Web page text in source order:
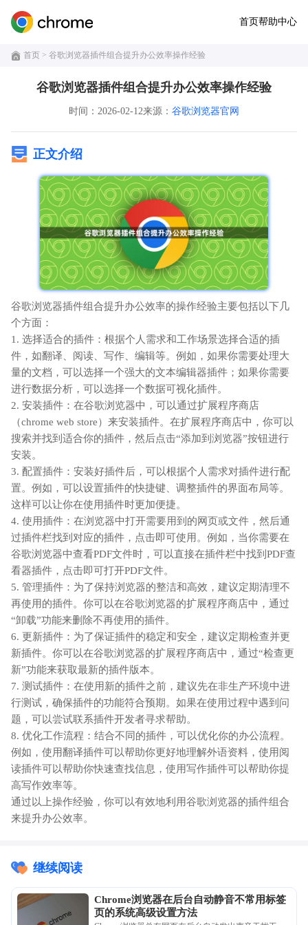
首页帮助中心
首页 > 谷歌浏览器插件组合提升办公效率操作经验
谷歌浏览器插件组合提升办公效率操作经验
时间：2026-02-12来源： 谷歌浏览器官网
正文介绍
谷歌浏览器插件组合提升办公效率的操作经验主要包括以下几
个方面：
1. 选择适合的插件：根据个人需求和工作场景选择合适的插
件，如翻译、阅读、写作、编辑等。例如，如果你需要处理大
量的文档，可以选择一个强大的文本编辑器插件；如果你需要
进行数据分析，可以选择一个数据可视化插件。
2. 安装插件：在谷歌浏览器中，可以通过扩展程序商店
（chrome web store）来安装插件。在扩展程序商店中，你可以
搜索并找到适合你的插件，然后点击“添加到浏览器”按钮进行
安装。
3. 配置插件：安装好插件后，可以根据个人需求对插件进行配
置。例如，可以设置插件的快捷键、调整插件的界面布局等。
这样可以让你在使用插件时更加便捷。
4. 使用插件：在浏览器中打开需要用到的网页或文件，然后通
过插件栏找到对应的插件，点击即可使用。例如，当你需要在
谷歌浏览器中查看PDF文件时，可以直接在插件栏中找到PDF查
看器插件，点击即可打开PDF文件。
5. 管理插件：为了保持浏览器的整洁和高效，建议定期清理不
再使用的插件。你可以在谷歌浏览器的扩展程序商店中，通过
“卸载”功能来删除不再使用的插件。
6. 更新插件：为了保证插件的稳定和安全，建议定期检查并更
新插件。你可以在谷歌浏览器的扩展程序商店中，通过“检查更
新”功能来获取最新的插件版本。
7. 测试插件：在使用新的插件之前，建议先在非生产环境中进
行测试，确保插件的功能符合预期。如果在使用过程中遇到问
题，可以尝试联系插件开发者寻求帮助。
8. 优化工作流程：结合不同的插件，可以优化你的办公流程。
例如，使用翻译插件可以帮助你更好地理解外语资料，使用阅
读插件可以帮助你快速查找信息，使用写作插件可以帮助你提
高写作效率等。
通过以上操作经验，你可以有效地利用谷歌浏览器的插件组合
来提升办公效率。
继续阅读
Chrome浏览器在后台自动静音不常用标签
页的系统高级设置方法